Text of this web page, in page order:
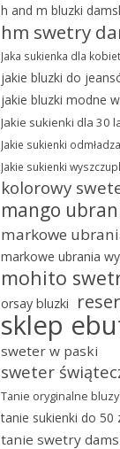
h and m bluzki
hm swetry
Jaka sukienka dla
jakie bluzki do
jakie bluzki modne
Jakie sukienki dla 30
Jakie sukienki
Jakie sukienki
kolorowy
mango
markowe
markowe ubrania
mohito
orsay bluzki
sklep
sweter w paski
sweter
Tanie oryginalne
tanie sukienki do 50
tanie swetry